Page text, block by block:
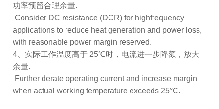
功率预留合理余量.
Consider DC resistance (DCR) for highfrequency
applications to reduce heat generation and power loss,
with reasonable power margin reserved.
4、实际工作温度高于 25℃时，电流进一步降额，放大
余量.
Further derate operating current and increase margin
when actual working temperature exceeds 25°C.